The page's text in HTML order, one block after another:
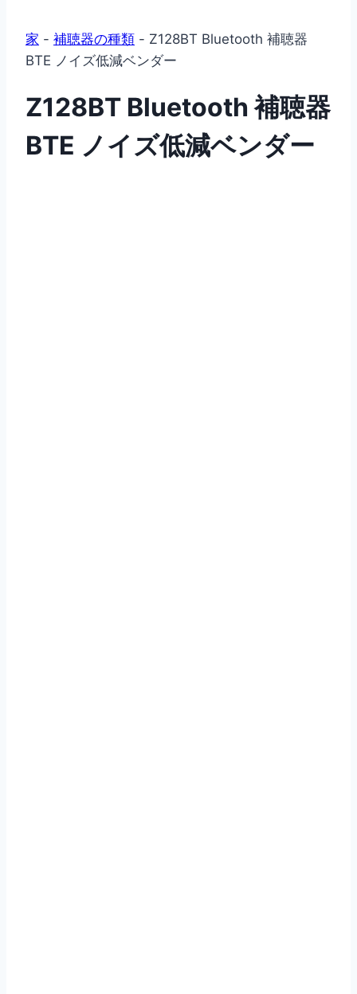
家 - 補聴器の種類 - Z128BT Bluetooth 補聴器
BTE ノイズ低減ベンダー
Z128BT Bluetooth 補聴器
BTE ノイズ低減ベンダー